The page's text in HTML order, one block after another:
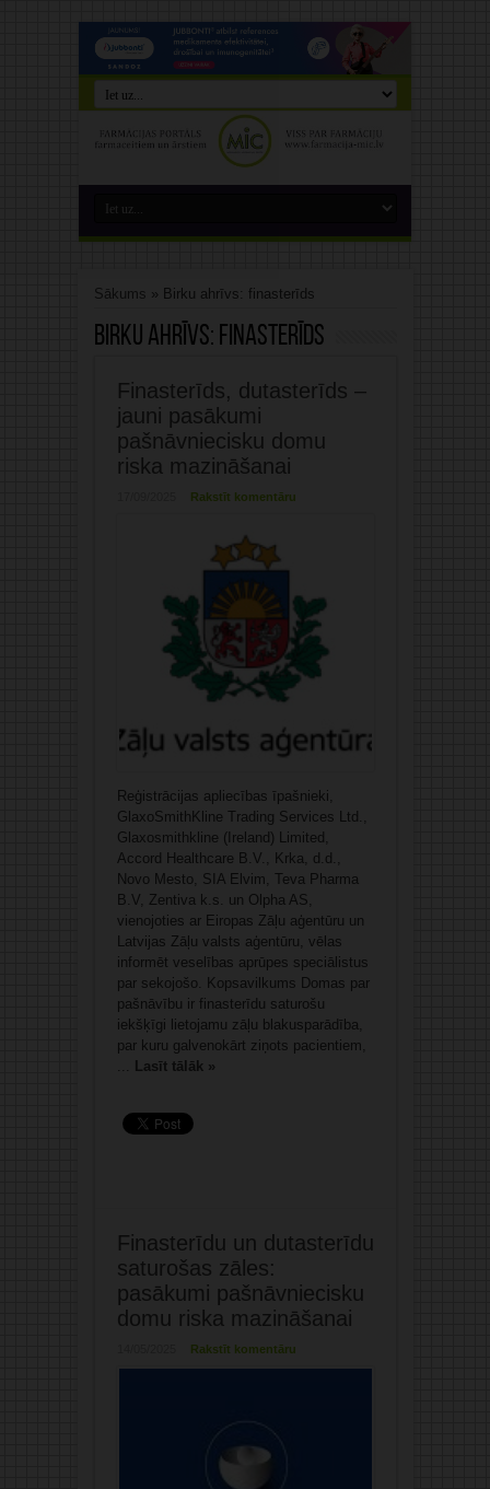
Sākums » Birku ahrīvs: finasterīds
Birku ahrīvs: finasterīds
Finasterīds, dutasterīds –
jauni pasākumi
pašnāvniecisku domu
riska mazināšanai
Rakstīt komentāru
Reģistrācijas apliecības īpašnieki,
GlaxoSmithKline Trading Services Ltd.,
Glaxosmithkline (Ireland) Limited,
Accord Healthcare B.V., Krka, d.d.,
Novo Mesto, SIA Elvim, Teva Pharma
B.V, Zentiva k.s. un Olpha AS,
vienojoties ar Eiropas Zāļu aģentūru un
Latvijas Zāļu valsts aģentūru, vēlas
informēt veselības aprūpes speciālistus
par sekojošo. Kopsavilkums Domas par
pašnāvību ir finasterīdu saturošu
iekšķīgi lietojamu zāļu blakusparādība,
par kuru galvenokārt ziņots pacientiem,
... Lasīt tālāk »
Finasterīdu un dutasterīdu
saturošas zāles:
pasākumi pašnāvniecisku
domu riska mazināšanai
Rakstīt komentāru